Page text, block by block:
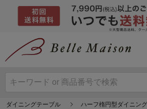
ダイニングテーブル ハーフ楕円型ダイニン